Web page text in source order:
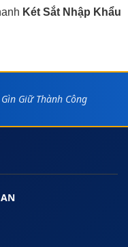
Két Sắt Nhập Khẩu
Giữ Thành Công